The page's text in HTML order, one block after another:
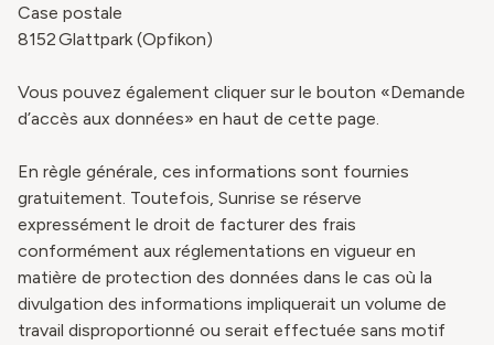
Case postale
8152 Glattpark (Opfikon)
Vous pouvez également cliquer sur le bouton «Demande
d’accès aux données» en haut de cette page.
En règle générale, ces informations sont fournies
gratuitement. Toutefois, Sunrise se réserve
expressément le droit de facturer des frais
conformément aux réglementations en vigueur en
matière de protection des données dans le cas où la
divulgation des informations impliquerait un volume de
travail disproportionné ou serait effectuée sans motif